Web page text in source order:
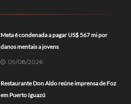
Meta é condenada a pagar US$ 567 mi por
danos mentais a jovens
09/08/2026
Restaurante Don Aldo reúne imprensa de Foz
em Puerto Iguazú